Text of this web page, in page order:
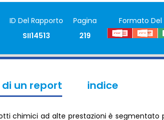
ID Del Rapporto
SII14513
Pagina
219
Formato Del
un report indice
chimici ad alte prestazioni è segmentato